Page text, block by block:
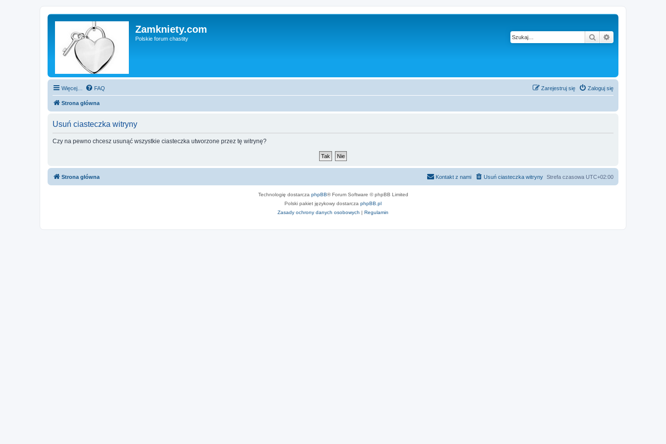
Zamkniety.com
Polskie forum chastity Szukaj
Więcej… FAQ Zaloguj się
Zarejestruj się
Strona główna
Usuń ciasteczka witryny
Czy na pewno chcesz usunąć wszystkie ciasteczka utworzone przez tę witrynę?
Strona główna Strefa czasowa UTC+02:00
Usuń ciasteczka witryny
Kontakt z nami
Technologię dostarcza phpBB® Forum Software © phpBB Limited
Polski pakiet językowy dostarcza phpBB.pl
Zasady ochrony danych osobowych | Regulamin